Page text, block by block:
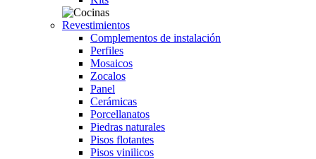
Revestimientos
Complementos de instalación
Perfiles
Mosaicos
Zocalos
Panel
Cerámicas
Porcellanatos
Piedras naturales
Pisos flotantes
Pisos vinilicos